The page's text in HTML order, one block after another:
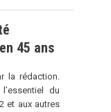
45 ans
la rédaction.
du
et aux autres